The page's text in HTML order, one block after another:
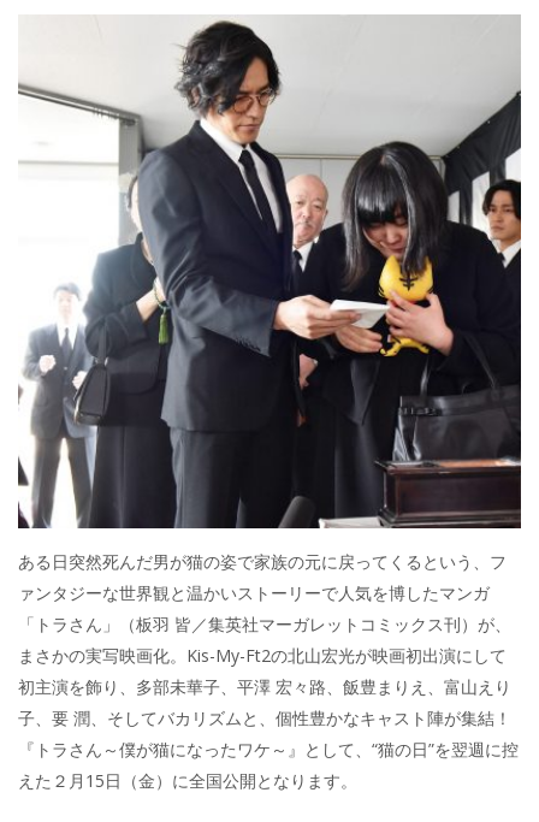
ある日突然死んだ男が猫の姿で家族の元に戻ってくるという、フ
ァンタジーな世界観と温かいストーリーで人気を博したマンガ
「トラさん」（板羽 皆／集英社マーガレットコミックス刊）が、
まさかの実写映画化。Kis-My-Ft2の北山宏光が映画初出演にして
初主演を飾り、多部未華子、平澤 宏々路、飯豊まりえ、富山えり
子、要 潤、そしてバカリズムと、個性豊かなキャスト陣が集結！
『トラさん～僕が猫になったワケ～』として、“猫の日”を翌週に控
えた２月15日（金）に全国公開となります。